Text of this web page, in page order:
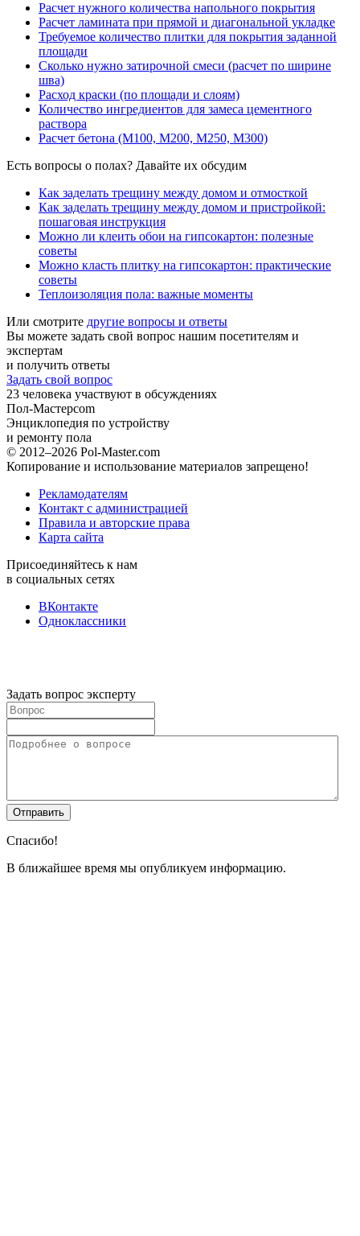
Расчет нужного количества напольного покрытия
Расчет ламината при прямой и диагональной укладке
Требуемое количество плитки для покрытия заданной
площади
Сколько нужно затирочной смеси (расчет по ширине
шва)
Расход краски (по площади и слоям)
Количество ингредиентов для замеса цементного
раствора
Расчет бетона (М100, М200, М250, М300)
Есть вопросы о полах? Давайте их обсудим
Как заделать трещину между домом и отмосткой
Как заделать трещину между домом и пристройкой:
пошаговая инструкция
Можно ли клеить обои на гипсокартон: полезные
советы
Можно класть плитку на гипсокартон: практические
советы
Теплоизоляция пола: важные моменты
Или смотрите другие вопросы и ответы
Вы можете задать свой вопрос нашим посетителям и
экспертам
и получить ответы
Задать свой вопрос
23 человека участвуют в обсуждениях
Пол-Мастерcom
Энциклопедия по устройству
и ремонту пола
© 2012–2026 Pol-Master.com
Копирование и использование материалов запрещено!
Рекламодателям
Контакт с администрацией
Правила и авторские права
Карта сайта
Присоединяйтесь к нам
в социальных сетях
ВКонтакте
Одноклассники
Задать вопрос эксперту
Спасибо!
В ближайшее время мы опубликуем информацию.